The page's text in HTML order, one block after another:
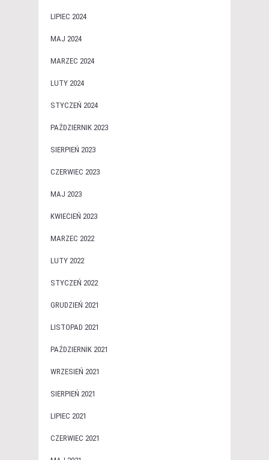
LIPIEC 2024
MAJ 2024
MARZEC 2024
LUTY 2024
STYCZEŃ 2024
PAŹDZIERNIK 2023
SIERPIEŃ 2023
CZERWIEC 2023
MAJ 2023
KWIECIEŃ 2023
MARZEC 2022
LUTY 2022
STYCZEŃ 2022
GRUDZIEŃ 2021
LISTOPAD 2021
PAŹDZIERNIK 2021
WRZESIEŃ 2021
SIERPIEŃ 2021
LIPIEC 2021
CZERWIEC 2021